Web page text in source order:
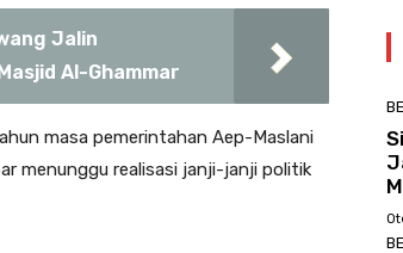
Jalin
Al-Ghammar
masa pemerintahan Aep-Maslani
menunggu realisasi janji-janji politik